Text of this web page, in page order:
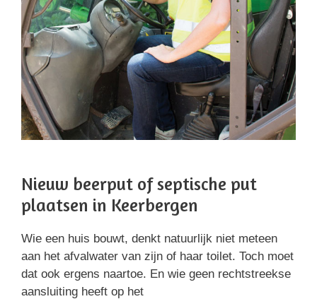
Nieuw beerput of septische put
plaatsen in Keerbergen
Wie een huis bouwt, denkt natuurlijk niet meteen
aan het afvalwater van zijn of haar toilet. Toch moet
dat ook ergens naartoe. En wie geen rechtstreekse
aansluiting heeft op het